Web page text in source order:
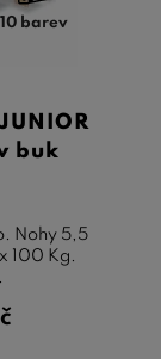
10 barev
buk
Nohy 5,5
100 Kg.